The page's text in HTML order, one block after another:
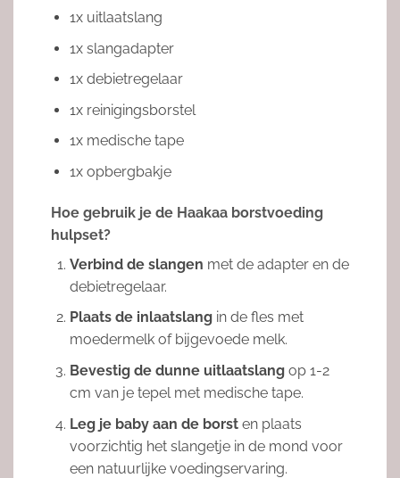
1x uitlaatslang
1x slangadapter
1x debietregelaar
1x reinigingsborstel
1x medische tape
1x opbergbakje
Hoe gebruik je de Haakaa borstvoeding
hulpset?
Verbind de slangen met de adapter en de
debietregelaar.
Plaats de inlaatslangin de fles met
moedermelk of bijgevoede melk.
Bevestig de dunne uitlaatslangop 1-2
cm van je tepel met medische tape.
Leg je baby aan de borsten plaats
voorzichtig het slangetje in de mond voor
een natuurlijke voedingservaring.